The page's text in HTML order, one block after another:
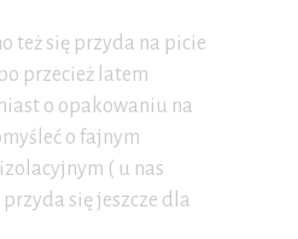
też się przyda na picie
przecież latem
o opakowaniu na
o fajnym
( u nas
się jeszcze dla